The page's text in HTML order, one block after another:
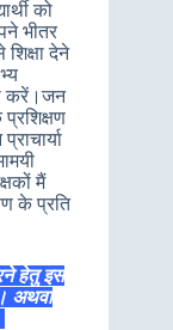
को
भीतर
देने
करें।जन
प्रशिक्षण
मैं
के प्रति
हेतु इस
अथवा